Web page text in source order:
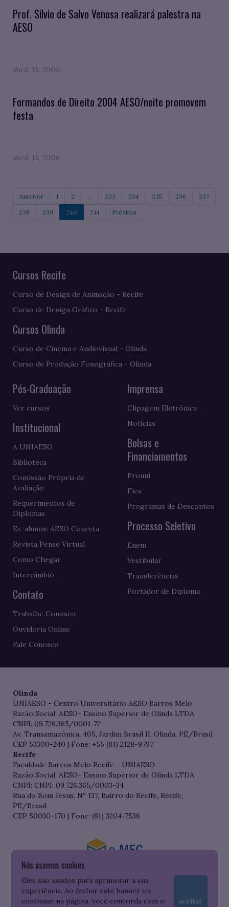
Prof. Sílvio de Salvo Venosa realizará palestra na
AESO
abril. 15, 2004
Formandos de Direito 2004 AESO/noite promovem
festa
abril. 15, 2004
Anterior 1 2 ... 233 234 235 236 237
238 239 240 241 Próxima
Nós usamos cookies
Eles são usados para aprimorar a sua
experiência. Ao fechar este banner ou
continuar na página, você concorda com o
aceitar
Cursos Recife
Curso de Design de Animação - Recife
Curso de Design Gráfico - Recife
Cursos Olinda
Curso de Cinema e Audiovisual - Olinda
Curso de Produção Fonográfica - Olinda
Pós-Graduação
Ver cursos
Institucional
A UNIAESO
Biblioteca
Comissão Própria de
Avaliação
Requerimentos de
Diplomas
Ex-alunos: AESO Conecta
Revista Pense Virtual
Como Chegar
Intercâmbio
Contato
Trabalhe Conosco
Ouvidoria Online
Fale Conosco
Imprensa
Clipagem Eletrônica
Notícias
Bolsas e
Financiamentos
Prouni
Fies
Programas de Descontos
Processo Seletivo
Enem
Vestibular
Transferências
Portador de Diploma
Olinda
UNIAESO - Centro Universitário AESO Barros Melo
Razão Social: AESO- Ensino Superior de Olinda LTDA
CNPJ: 09.726.365/0001-72
Av. Transamazônica, 405, Jardim Brasil II, Olinda, PE/Brasil
CEP 53300-240 | Fone: +55 (81) 2128-9797
Recife
Faculdade Barros Melo Recife - UNIAESO
Razão Social: AESO- Ensino Superior de Olinda LTDA
CNPJ: CNPJ: 09.726.365/0003-34
Rua do Bom Jesus, Nº 137, Bairro do Recife, Recife,
PE/Brasil
CEP 50030-170 | Fone: (81) 3204-7536
Consulte o cadastro da Instituição no Sistema do e-MEC